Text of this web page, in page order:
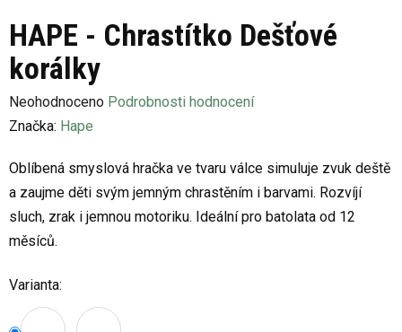
HAPE - Chrastítko Dešťové
korálky
Průměrné
hodnocení
je
0,0
z
5
Neohodnoceno Podrobnosti hodnocení
Značka: Hape
Oblíbená smyslová hračka ve tvaru válce simuluje zvuk deště
a zaujme děti svým jemným chrastěním i barvami. Rozvíjí
sluch, zrak i jemnou motoriku. Ideální pro batolata od 12
měsíců.
Varianta: